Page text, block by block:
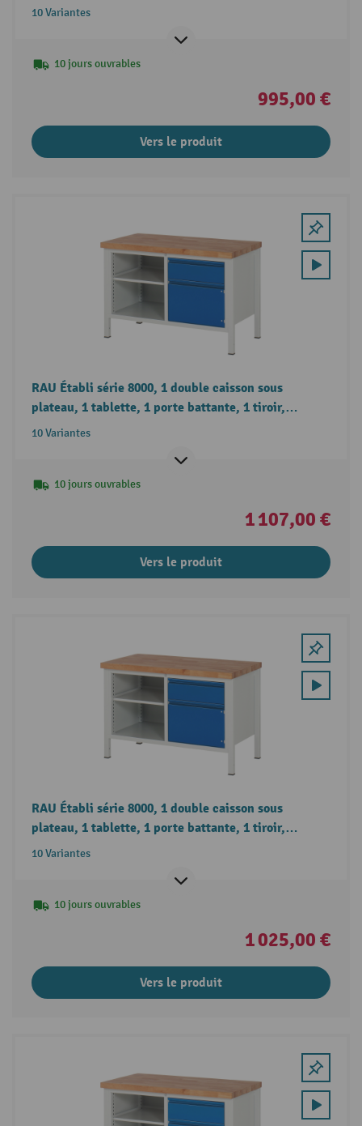
10 Variantes
10 jours ouvrables
995,00 €
Vers le produit
RAU Établi série 8000, 1 double caisson sous
plateau, 1 tablette, 1 porte battante, 1 tiroir,
hauteur 840-1 040 mm
10 Variantes
10 jours ouvrables
1 107,00 €
Vers le produit
RAU Établi série 8000, 1 double caisson sous
plateau, 1 tablette, 1 porte battante, 1 tiroir,
hauteur 840 mm
10 Variantes
10 jours ouvrables
1 025,00 €
Vers le produit